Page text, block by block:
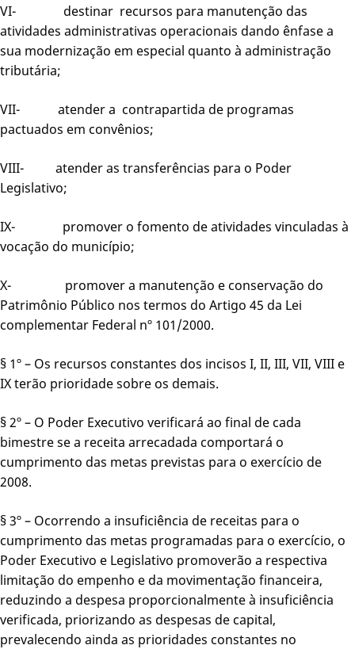
VI- destinar recursos para manutenção das
atividades administrativas operacionais dando ênfase a
sua modernização em especial quanto à administração
tributária;
VII- atender a contrapartida de programas
pactuados em convênios;
VIII- atender as transferências para o Poder
Legislativo;
IX- promover o fomento de atividades vinculadas à
vocação do município;
X- promover a manutenção e conservação do
Patrimônio Público nos termos do Artigo 45 da Lei
complementar Federal nº 101/2000.
§ 1º – Os recursos constantes dos incisos I, II, III, VII, VIII e
IX terão prioridade sobre os demais.
§ 2º – O Poder Executivo verificará ao final de cada
bimestre se a receita arrecadada comportará o
cumprimento das metas previstas para o exercício de
2008.
§ 3º – Ocorrendo a insuficiência de receitas para o
cumprimento das metas programadas para o exercício, o
Poder Executivo e Legislativo promoverão a respectiva
limitação do empenho e da movimentação financeira,
reduzindo a despesa proporcionalmente à insuficiência
verificada, priorizando as despesas de capital,
prevalecendo ainda as prioridades constantes no